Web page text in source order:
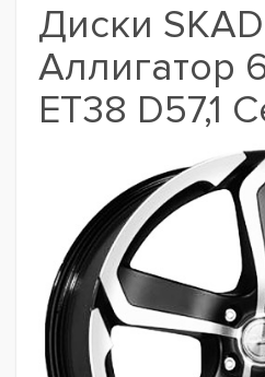
Диски SKAD
Аллигатор
ET38 D57,1